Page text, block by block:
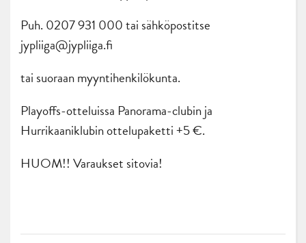
Puh. 0207 931 000 tai sähköpostitse
jypliiga@jypliiga.fi
tai suoraan myyntihenkilökunta.
Playoffs-otteluissa Panorama-clubin ja
Hurrikaaniklubin ottelupaketti +5 €.
HUOM!! Varaukset sitovia!